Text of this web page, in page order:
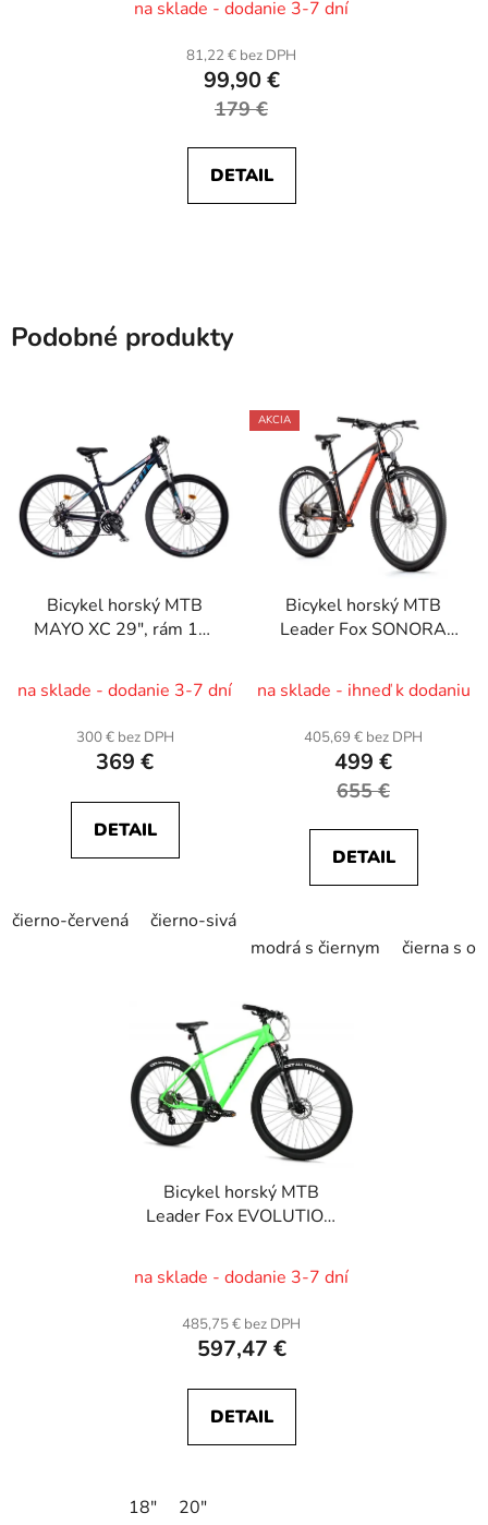
na sklade - dodanie 3-7 dní
81,22 € bez DPH
99,90 €
179 €
DETAIL
Podobné produkty
Bicykel horský MTB
MAYO XC 29", rám 17"
na sklade - dodanie 3-7 dní
300 € bez DPH
369 €
DETAIL
čierno-červená čierno-sivá
AKCIA
Bicykel horský MTB
Leader Fox SONORA
na sklade - ihneď k dodaniu
405,69 € bez DPH
499 €
655 €
DETAIL
modrá s čiernym čierna s
Bicykel horský MTB
Leader Fox EVOLUTION
na sklade - dodanie 3-7 dní
485,75 € bez DPH
597,47 €
DETAIL
18" 20"